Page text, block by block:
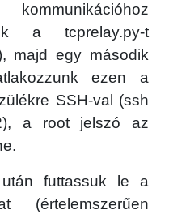
a tcprelay.py-t
majd egy második
ezen a
SSH-val (ssh
a root jelszó az
futtassuk le a
(értelemszerűen